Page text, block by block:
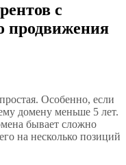
с
продвижения
Особенно, если
домену меньше 5 лет.
бывает сложно
на несколько позиций